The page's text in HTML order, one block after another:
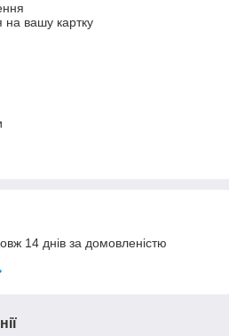
на вашу картку
14 днів за домовленістю